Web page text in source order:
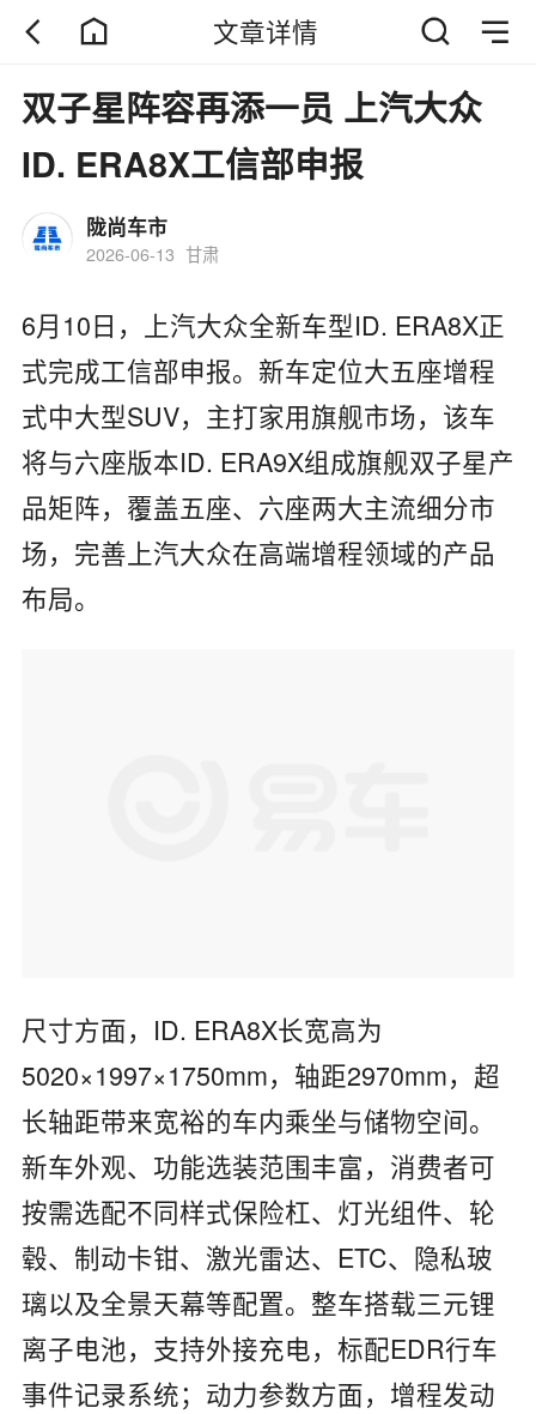
文章详情
双子星阵容再添一员 上汽大众
ID. ERA8X工信部申报
陇尚车市
2026-06-13 甘肃
6月10日，上汽大众全新车型ID. ERA8X正
式完成工信部申报。新车定位大五座增程
式中大型SUV，主打家用旗舰市场，该车
将与六座版本ID. ERA9X组成旗舰双子星产
品矩阵，覆盖五座、六座两大主流细分市
场，完善上汽大众在高端增程领域的产品
布局。
尺寸方面，ID. ERA8X长宽高为
5020×1997×1750mm，轴距2970mm，超
长轴距带来宽裕的车内乘坐与储物空间。
新车外观、功能选装范围丰富，消费者可
按需选配不同样式保险杠、灯光组件、轮
毂、制动卡钳、激光雷达、ETC、隐私玻
璃以及全景天幕等配置。整车搭载三元锂
离子电池，支持外接充电，标配EDR行车
事件记录系统；动力参数方面，增程发动